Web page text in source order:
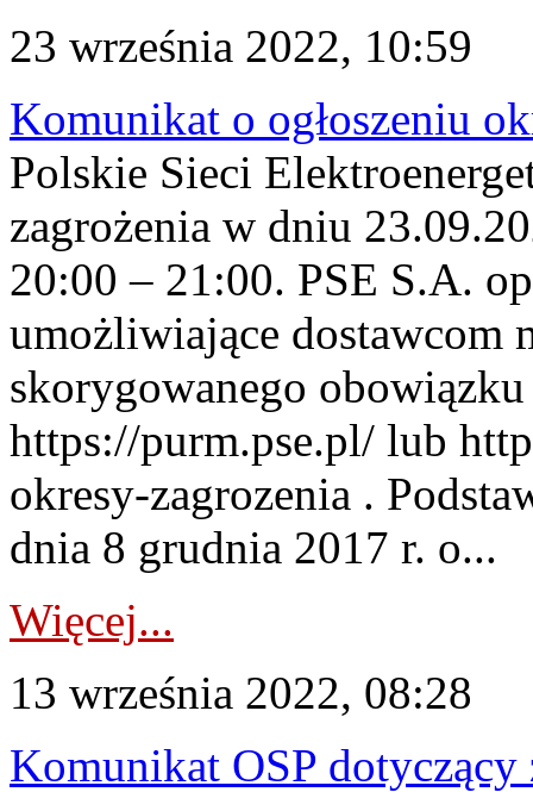
23 września 2022, 10:59
Komunikat o ogłoszeniu
Polskie Sieci
zagrożenia w dniu
20:00 – 21:00. PSE S.A.
umożliwiające dostawcom
skorygowanego
https://purm.pse.pl/ lub
okresy-zagrozenia .
dnia 8 grudnia 2017 r. o...
Więcej...
13 września 2022, 08:28
Komunikat OSP dotyczący